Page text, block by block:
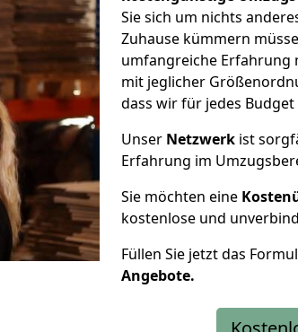
Sie sich um nichts
Zuhause kümmern
umfangreiche Erfahrung
mit jeglicher
dass wir für jedes
Unser Netzwerk ist
Erfahrung im
Sie möchten eine
kostenlose und
Füllen Sie jetzt das
Angebote.